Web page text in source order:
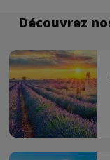
Découvrez